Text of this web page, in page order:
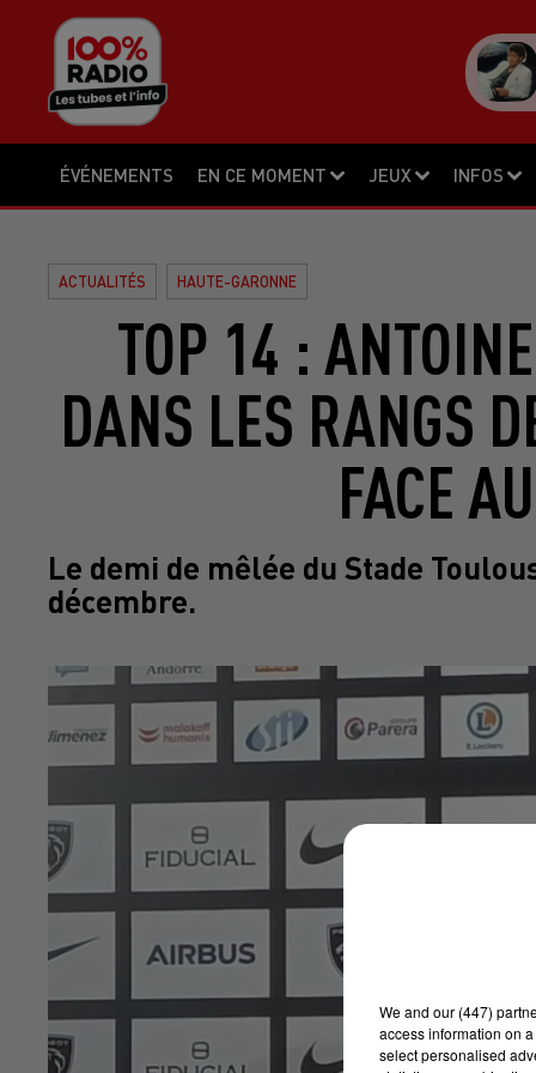
ÉVÉNEMENTS EN CE MOMENT JEUX INFOS
ACTUALITÉS HAUTE-GARONNE
TOP 14 :
DANS LES RANGS
FACE
Le demi de mêlée du Stade
décembre.
We and our (447)
access information on
select personalised